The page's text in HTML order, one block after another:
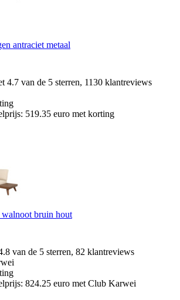
antraciet metaal
4.7 van de 5 sterren, 1130 klantreviews
519.35 euro met korting
bruin hout
van de 5 sterren, 82 klantreviews
824.25 euro met Club Karwei